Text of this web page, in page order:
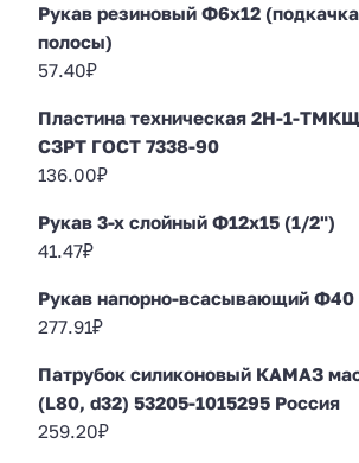
Рукав резиновый Ф6х12
полосы)
57.40₽
Пластина техническая 2Н-1-
СЗРТ ГОСТ 7338-90
136.00₽
Рукав 3-х слойный Ф12х15 (1/2")
41.47₽
Рукав напорно-всасывающий Ф40
277.91₽
Патрубок силиконовый КАМАЗ
(L80, d32) 53205-1015295 Россия
259.20₽